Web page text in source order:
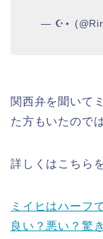
— ☪︎⋆
関西弁を聞いて
た方もいたので
詳しくはこちら
ミイヒはハーフ
良い？悪い？驚